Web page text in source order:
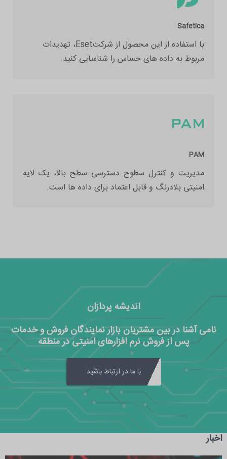
Safetica
با استفاده از این محصول از شرکتEset، تهدیدات
مربوط به داده های حساس را شناسایی کنید.
PAM
مدیریت و کنترل سطوح دسترسی سطح بالا، یک لایه
امنیتی بلادرنگ و قابل اعتماد برای داده ها است.
اندیشه پردازان
نامی آشنا در بین مشتریان بازار نمایندگان فروش و خدمات
پس از فروش نرم افزارهای امنیتی در منطقه
با ما در ارتباط باشید
اخبار